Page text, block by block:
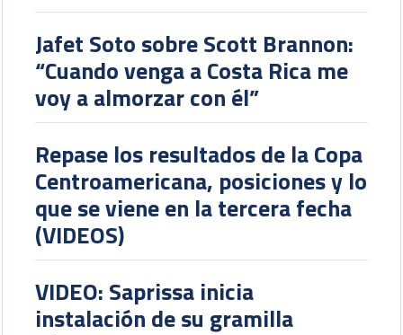
Jafet Soto sobre Scott Brannon:
“Cuando venga a Costa Rica me
voy a almorzar con él”
Repase los resultados de la Copa
Centroamericana, posiciones y lo
que se viene en la tercera fecha
(VIDEOS)
VIDEO: Saprissa inicia
instalación de su gramilla